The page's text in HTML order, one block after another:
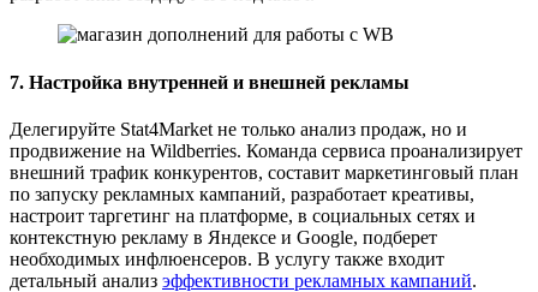
7. Настройка внутренней и внешней рекламы
Делегируйте Stat4Market не только анализ продаж, но и
продвижение на Wildberries. Команда сервиса проанализирует
внешний трафик конкурентов, составит маркетинговый план
по запуску рекламных кампаний, разработает креативы,
настроит таргетинг на платформе, в социальных сетях и
контекстную рекламу в Яндексе и Google, подберет
необходимых инфлюенсеров. В услугу также входит
детальный анализ эффективности рекламных кампаний.